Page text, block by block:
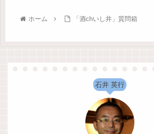
ホーム 「酒chいし井」質問箱
石井 英行